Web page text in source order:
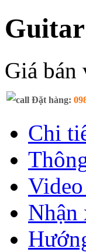
Giá bán
Đặt hàng:
Chi
Nhận